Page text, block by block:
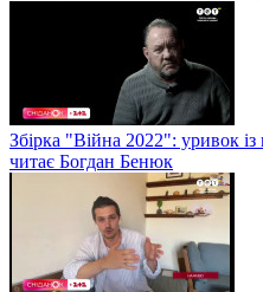
Збірка "Війна 2022": уривок
читає Богдан Бенюк